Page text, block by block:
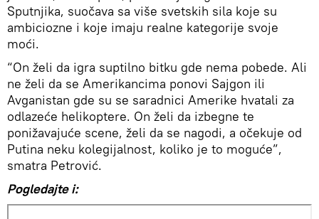
Sputnjika, suočava sa više svetskih sila koje su
ambiciozne i koje imaju realne kategorije svoje
moći.
“On želi da igra suptilno bitku gde nema pobede. Ali
ne želi da se Amerikancima ponovi Sajgon ili
Avganistan gde su se saradnici Amerike hvatali za
odlazeće helikoptere. On želi da izbegne te
ponižavajuće scene, želi da se nagodi, a očekuje od
Putina neku kolegijalnost, koliko je to moguće”,
smatra Petrović.
Pogledajte i: